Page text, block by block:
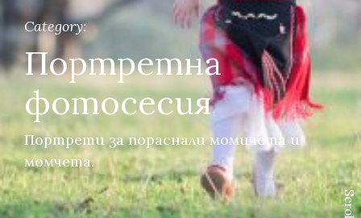
Category:
Портретна
фотосесия
Портрети за пораснали момичета и
момчета.
S
c
r